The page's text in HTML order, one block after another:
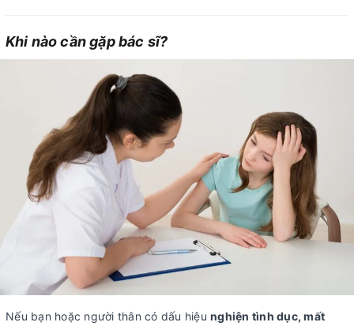
Khi nào cần gặp bác sĩ?
Nếu bạn hoặc người thân có dấu hiệu nghiện tình dục, mất